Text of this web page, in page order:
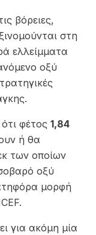
βόρειες,
στη
ελλείμματα
οξύ
φέτος 1,84
ή θα
των οποίων
οξύ
μορφή
.
για ακόμη μία